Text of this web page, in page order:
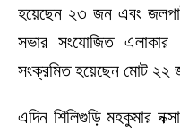
হয়েছেন ২৩ জন এবং
সভার সংযোজিত
সংক্রমিত হয়েছেন মোট ২২
এদিন শিলিগুড়ি মহকুমার